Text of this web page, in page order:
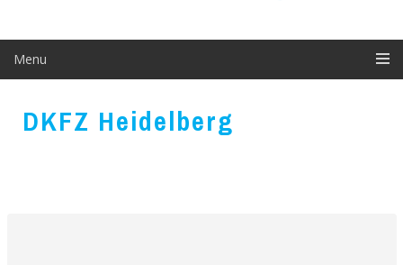
Menu
DKFZ Heidelberg